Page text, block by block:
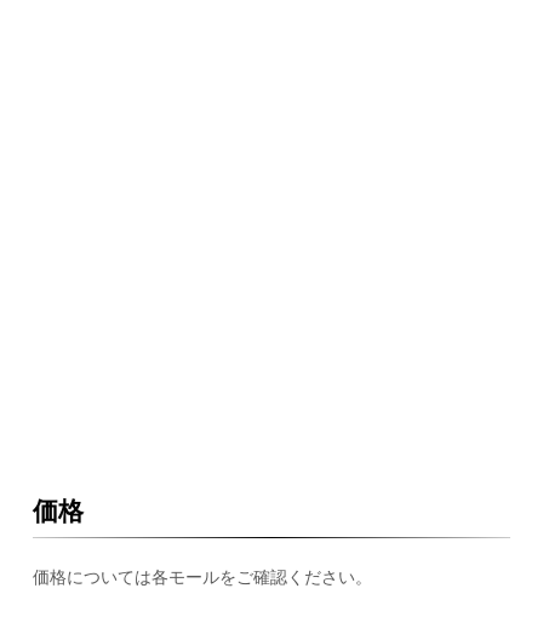
価格
価格については各モールをご確認ください。